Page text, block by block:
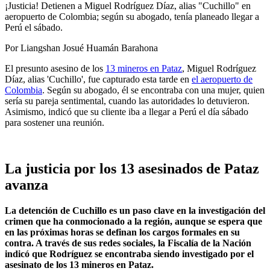
¡Justicia! Detienen a Miguel Rodríguez Díaz, alias "Cuchillo" en
aeropuerto de Colombia; según su abogado, tenía planeado llegar a
Perú el sábado.
Por Liangshan Josué Huamán Barahona
El presunto asesino de los 13 mineros en Pataz, Miguel Rodríguez
Díaz, alias 'Cuchillo', fue capturado esta tarde en el aeropuerto de
Colombia. Según su abogado, él se encontraba con una mujer, quien
sería su pareja sentimental, cuando las autoridades lo detuvieron.
Asimismo, indicó que su cliente iba a llegar a Perú el día sábado
para sostener una reunión.
La justicia por los 13 asesinados de Pataz
avanza
La detención de Cuchillo es un paso clave en la investigación del
crimen que ha conmocionado a la región, aunque se espera que
en las próximas horas se definan los cargos formales en su
contra. A través de sus redes sociales, la Fiscalía de la Nación
indicó que Rodríguez se encontraba siendo investigado por el
asesinato de los 13 mineros en Pataz.